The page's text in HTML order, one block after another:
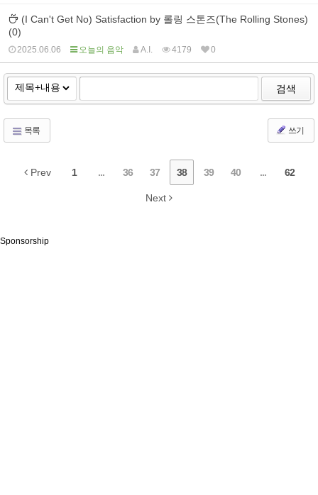
(I Can't Get No) Satisfaction by 롤링 스톤즈(The Rolling Stones)
(0)
2025.06.06 오늘의 음악 A.I. 4179 0
검색
목록 쓰기
Prev 1 ... 36 37 38 39 40 ... 62
Next
Sponsorship